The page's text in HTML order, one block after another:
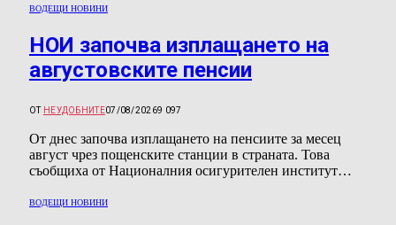
ВОДЕЩИ НОВИНИ
НОИ започва изплащането на
августовските пенсии
ОТ НЕУДОБНИТЕ07/08/20269 097
От днес започва изплащането на пенсиите за месец
август чрез пощенските станции в страната. Това
съобщиха от Националния осигурителен институт…
ВОДЕЩИ НОВИНИ